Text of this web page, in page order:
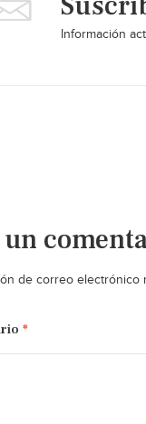
Información
un
de correo electrónico
*